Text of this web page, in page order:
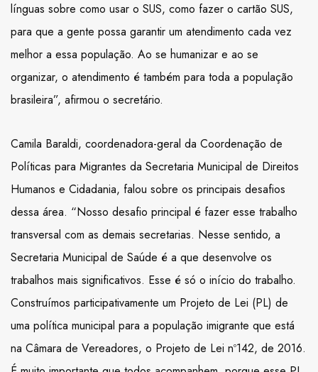
línguas sobre como usar o SUS, como fazer o cartão SUS,
para que a gente possa garantir um atendimento cada vez
melhor a essa população. Ao se humanizar e ao se
organizar, o atendimento é também para toda a população
brasileira”, afirmou o secretário.
Camila Baraldi, coordenadora-geral da Coordenação de
Políticas para Migrantes da Secretaria Municipal de Direitos
Humanos e Cidadania, falou sobre os principais desafios
dessa área. “Nosso desafio principal é fazer esse trabalho
transversal com as demais secretarias. Nesse sentido, a
Secretaria Municipal de Saúde é a que desenvolve os
trabalhos mais significativos. Esse é só o início do trabalho.
Construímos participativamente um Projeto de Lei (PL) de
uma política municipal para a população imigrante que está
na Câmara de Vereadores, o Projeto de Lei nº142, de 2016.